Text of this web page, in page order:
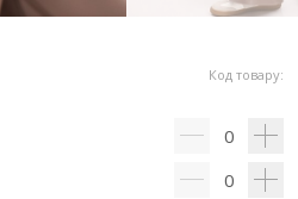
Код товару:
0
0